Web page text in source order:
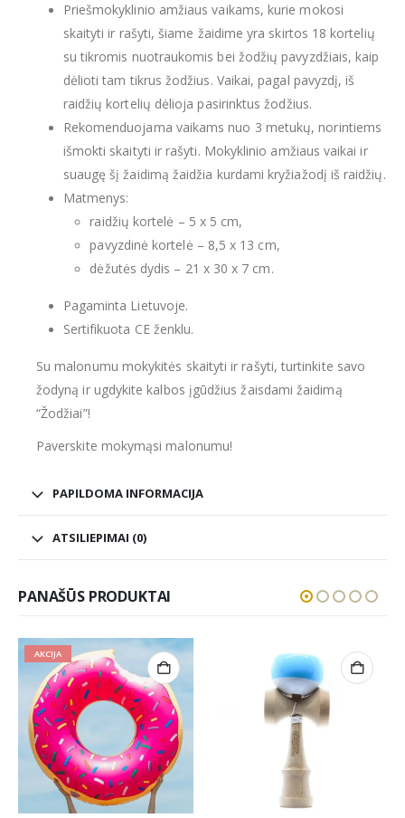
Priešmokyklinio amžiaus vaikams, kurie mokosi
skaityti ir rašyti, šiame žaidime yra skirtos 18 kortelių
su tikromis nuotraukomis bei žodžių pavyzdžiais, kaip
dėlioti tam tikrus žodžius. Vaikai, pagal pavyzdį, iš
raidžių kortelių dėlioja pasirinktus žodžius.
Rekomenduojama vaikams nuo 3 metukų, norintiems
išmokti skaityti ir rašyti. Mokyklinio amžiaus vaikai ir
suaugę šį žaidimą žaidžia kurdami kryžiažodį iš raidžių.
Matmenys:
raidžių kortelė – 5 x 5 cm,
pavyzdinė kortelė – 8,5 x 13 cm,
dėžutės dydis – 21 x 30 x 7 cm.
Pagaminta Lietuvoje.
Sertifikuota CE ženklu.
Su malonumu mokykitės skaityti ir rašyti, turtinkite savo
žodyną ir ugdykite kalbos įgūdžius žaisdami žaidimą
“Žodžiai”!
Paverskite mokymąsi malonumu!
PAPILDOMA INFORMACIJA
ATSILIEPIMAI (0)
PANAŠŪS PRODUKTAI